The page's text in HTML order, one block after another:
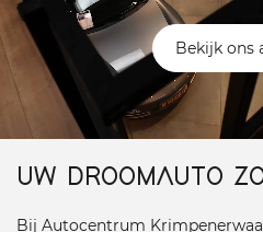
Over
Bekijk ons
UW DROOMAUTO
Bij Autocentrum